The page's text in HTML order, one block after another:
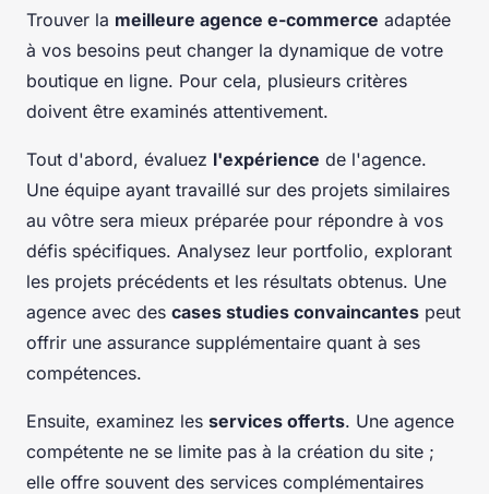
Trouver la meilleure agence e-commerce adaptée
à vos besoins peut changer la dynamique de votre
boutique en ligne. Pour cela, plusieurs critères
doivent être examinés attentivement.
Tout d'abord, évaluez l'expérience de l'agence.
Une équipe ayant travaillé sur des projets similaires
au vôtre sera mieux préparée pour répondre à vos
défis spécifiques. Analysez leur portfolio, explorant
les projets précédents et les résultats obtenus. Une
agence avec des cases studies convaincantes peut
offrir une assurance supplémentaire quant à ses
compétences.
Ensuite, examinez les services offerts. Une agence
compétente ne se limite pas à la création du site ;
elle offre souvent des services complémentaires